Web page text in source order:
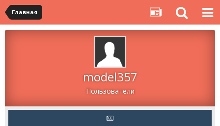
Главная
model357
Пользователи